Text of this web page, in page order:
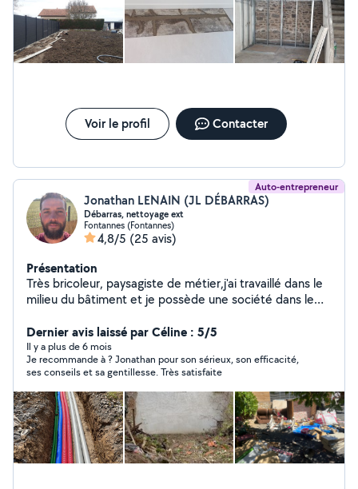
Voir le profil Contacter
Auto-entrepreneur
Jonathan LENAIN (JL DÉBARRAS)
Débarras, nettoyage ext
Fontannes (Fontannes)
4,8/5 (25 avis)
Présentation
Très bricoleur, paysagiste de métier,j'ai travaillé dans le
milieu du bâtiment et je possède une société dans le
serviable. 06762229 quarante quatre n'hésitez pas à me
contacter
Dernier avis laissé par Céline : 5/5
Il y a plus de 6 mois
Je recommande à ? Jonathan pour son sérieux, son efficacité,
ses conseils et sa gentillesse. Très satisfaite